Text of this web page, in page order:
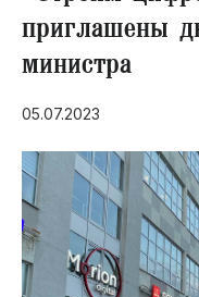
Социальная
Инфраструктура
Благоустройство
приглашены
министра
05.07.2023